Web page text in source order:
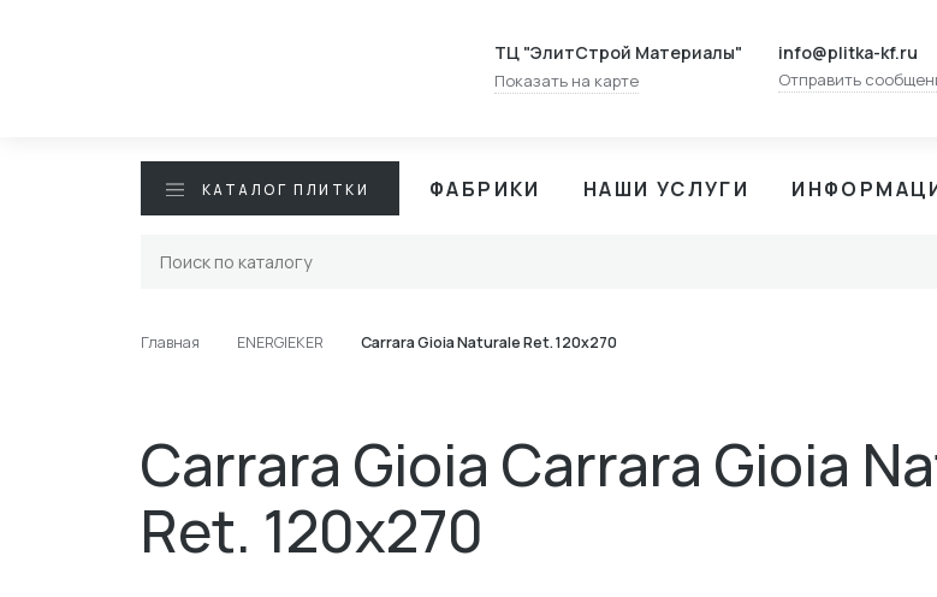
ТЦ "ЭлитСтрой Материалы"
Показать на карте
info@plitka-kf.ru
Отправить
КАТАЛОГ ПЛИТКИ ФАБРИКИ НАШИ УСЛУГИ
Главная ENERGIEKER Carrara Gioia Naturale Ret. 120x270
Carrara Gioia Carrara Gioia
Ret. 120x270